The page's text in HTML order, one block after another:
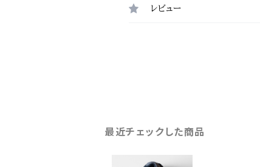
レビュー
最近チェックした商品